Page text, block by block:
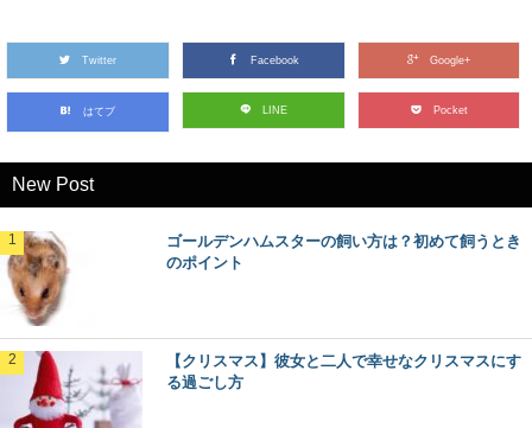
Twitter Facebook Google+
はてブ LINE Pocket
New Post
ゴールデンハムスターの飼い方は？初めて飼うとき
のポイント
【クリスマス】彼女と二人で幸せなクリスマスにす
る過ごし方